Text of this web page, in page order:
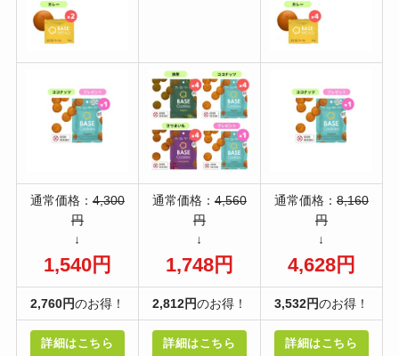
通常価格： 4,300
円
↓
1,540円
通常価格： 4,560
円
↓
1,748円
通常価格： 8,160
円
↓
4,628円
2,760円のお得！ 2,812円のお得！ 3,532円のお得！
詳細はこちら 詳細はこちら 詳細はこちら